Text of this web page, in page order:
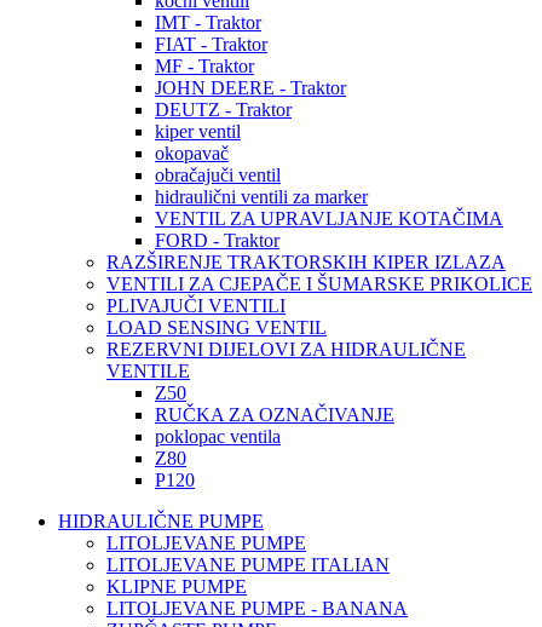
IMT - Traktor
FIAT - Traktor
MF - Traktor
JOHN DEERE - Traktor
DEUTZ - Traktor
kiper ventil
okopavač
obračajuči ventil
hidraulični ventili za marker
VENTIL ZA UPRAVLJANJE KOTAČIMA
FORD - Traktor
RAZŠIRENJE TRAKTORSKIH KIPER IZLAZA
VENTILI ZA CJEPAČE I ŠUMARSKE PRIKOLICE
PLIVAJUČI VENTILI
LOAD SENSING VENTIL
REZERVNI DIJELOVI ZA HIDRAULIČNE
VENTILE
Z50
RUČKA ZA OZNAČIVANJE
poklopac ventila
Z80
P120
HIDRAULIČNE PUMPE
LITOLJEVANE PUMPE
LITOLJEVANE PUMPE ITALIAN
KLIPNE PUMPE
LITOLJEVANE PUMPE - BANANA